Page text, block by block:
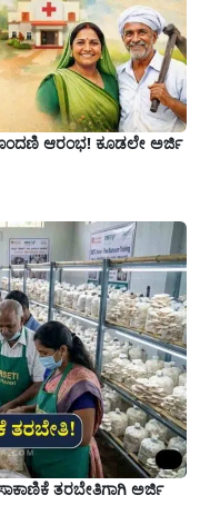
ಆರಂಭ! ಕೂಡಲೇ ಅರ್ಜಿ
ತರಬೇತಿಗಾಗಿ ಅರ್ಜಿ